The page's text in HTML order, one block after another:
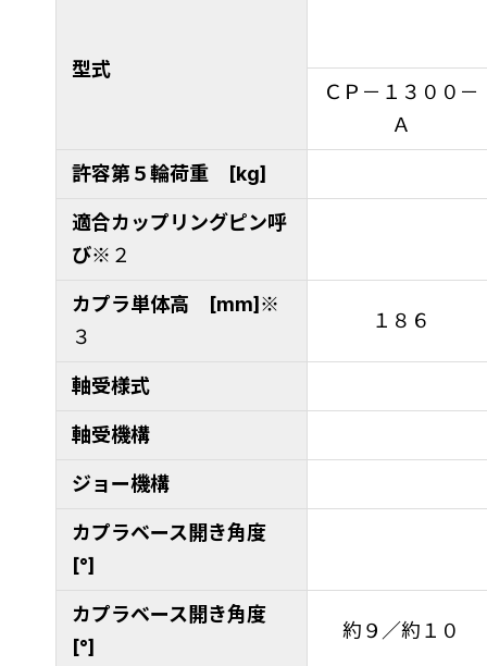
型式
ＣＰ－１３００－
Ａ
許容第５輪荷重 [kg]
適合カップリングピン呼
び※２
カプラ単体高 [mm] ※
３
１８６
軸受様式
軸受機構
ジョー機構
カプラベース開き角度
[°]
カプラベース開き角度
[°]
約９／約１０